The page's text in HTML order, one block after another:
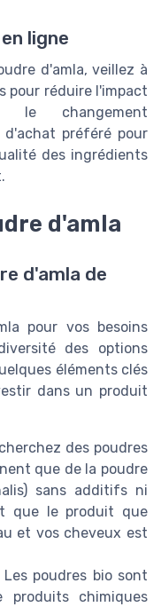
ligne
d'amla, veillez à
pour réduire l'impact
le changement
préféré pour
des ingrédients
d'amla
d'amla de
pour vos besoins
des options
éléments clés
dans un produit
des poudres
que de la poudre
sans additifs ni
que le produit que
et vos cheveux est
Les poudres bio sont
produits chimiques